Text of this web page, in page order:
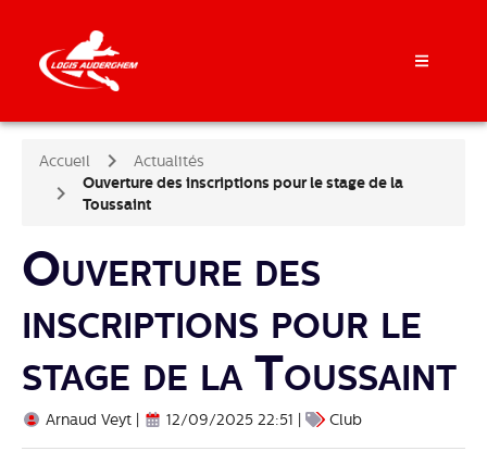
Accueil
Actualités
Ouverture des inscriptions pour le stage de la
Toussaint
Ouverture des
inscriptions pour le
stage de la Toussaint
Arnaud Veyt | 12/09/2025 22:51 | Club